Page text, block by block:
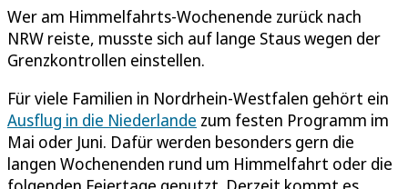
Wer am Himmelfahrts-Wochenende zurück nach
NRW reiste, musste sich auf lange Staus wegen der
Grenzkontrollen einstellen.
Für viele Familien in Nordrhein-Westfalen gehört ein
Ausflug in die Niederlande zum festen Programm im
Mai oder Juni. Dafür werden besonders gern die
langen Wochenenden rund um Himmelfahrt oder die